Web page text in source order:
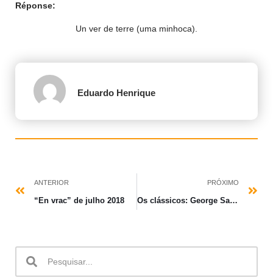
Réponse:
Un ver de terre (uma minhoca).
Eduardo Henrique
ANTERIOR
“En vrac” de julho 2018
PRÓXIMO
Os clássicos: George Sand